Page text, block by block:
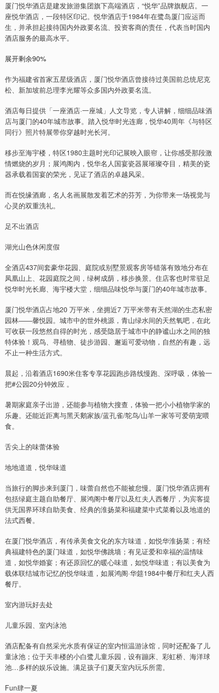
厦门悦华酒店是建发旅游集团旗下高端酒店，“悦华”品牌旗舰店。一
座悦华酒店，一段特区印记。悦华酒店于1984年在鹭岛厦门应运而
生，并承担起接待国内外政要名流、投资客商的责任，代表当时国内
酒店服务的最高水平。
展开剩余90%
作为福建省首家五星级酒店，厦门悦华酒店曾接待过美国前总统尼克
松、新加坡前总理李光耀等众多国内外政要名流。
酒店每日提供「一座酒店·一座城」人文导览，专人讲解，细细品味酒
店与厦门的40年城市故事。踏入悦华时光连廊，悦华40周年《与特区
同行》照片特展带你穿越时光长河。
移步至海宇楼，特区1980主题时光印记展映入眼帘，让你感受那段激
情燃烧的岁月；展鸿阁内，悦华名人国宴瓷器展璀璨夺目，精美的瓷
器承载着国宴的荣光，见证了酒店的卓越风采。
而在悦缘酒廊，名人名画展散发着艺术的芬芳，为你带来一场视觉与
心灵的双重洗礼。
足不出酒店
湖光山色休闲度假
全酒店437间套豪华花园、庭院或别墅景观客房等错落有致地分布在
凤凰山上、花园庭院之间，绿树成荫，移步换景。住店客也时常驻足
悦华时光长廊、海宇楼大堂，细细品味悦华与厦门的40年城市故事。
厦门悦华酒店占地20 万平米，坐拥近7 万平米带有天然湖的生态私密
园林——馨悦园。城市中的世外桃源，青山绿水间的天然氧吧，在此
可收获一段悠然自得的时光，感受隐居于城市中的静谧山水之间的独
特体验！观鸟、寻植物、徒步游园、邂逅可爱动物，自然的有趣，远
不止一种生活方式。
晨起，沿着酒店1690米住客专享花园跑步路线慢跑、深呼吸，体验一
把#公园20分钟效应 。
暑期家庭亲子出游，还能参与植物大搜查，体验一把小小植物学家的
乐趣。还能近距离与黑天鹅家族/蓝孔雀/鸵鸟/山羊一家等可爱萌宠喂
食。
舌尖上的味蕾体验
地地道道，悦华味道
当旅行的脚步来到厦门，味蕾自然也不能被怠慢。厦门悦华酒店拥有
包括绿庭主题自助餐厅、展鸿阁中餐厅以及红夫人西餐厅，为宾客提
供无国界环球自助美食、经典的淮扬菜和福建菜中式菜肴以及地道的
法式西餐。
在厦门悦华酒店，有传承美食文化的东方味道，如悦华淮扬菜；有经
典福建特色的厦门味道，如悦华佛跳墙；有见证爱和幸福的温情味
道，如悦华婚宴；有还原回忆的暖心味道，如悦华味道；有以美食为
载体联结城市记忆的悦华味道，如展鸿阁·华筵1984中餐厅和红夫人西
餐厅。
室内游玩好去处
儿童乐园、室内泳池
酒店配备有自然采光水质有保证的室内恒温游泳馆，同时还配备了儿
童泳池；位于天丰楼的小白鹭儿童乐园，设有蹦床、彩虹桥、海洋球
池…多样的娱乐设施。满足孩子们夏天室内玩乐所需。
Fun肆一夏